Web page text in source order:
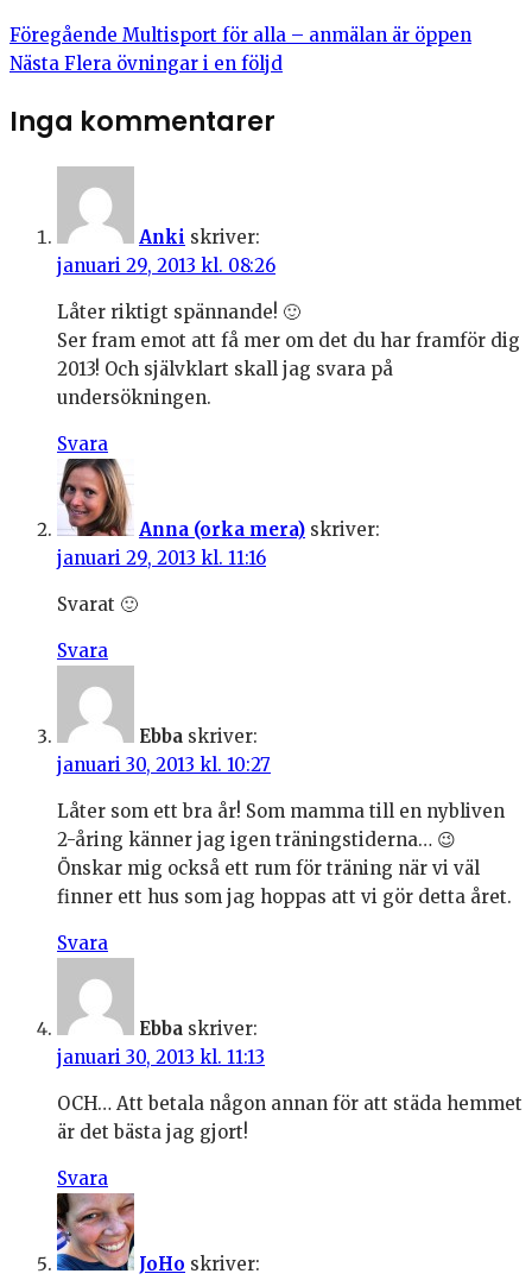
Föregående Multisport för alla – anmälan är öppen
Nästa Flera övningar i en följd
Inga kommentarer
Anki skriver:
januari 29, 2013 kl. 08:26
Låter riktigt spännande! 🙂
Ser fram emot att få mer om det du har framför dig
2013! Och självklart skall jag svara på
undersökningen.
Svara
Anna (orka mera) skriver:
januari 29, 2013 kl. 11:16
Svarat 🙂
Svara
Ebba skriver:
januari 30, 2013 kl. 10:27
Låter som ett bra år! Som mamma till en nybliven
2-åring känner jag igen träningstiderna… 😉
Önskar mig också ett rum för träning när vi väl
finner ett hus som jag hoppas att vi gör detta året.
Svara
Ebba skriver:
januari 30, 2013 kl. 11:13
OCH… Att betala någon annan för att städa hemmet
är det bästa jag gjort!
Svara
JoHo skriver: